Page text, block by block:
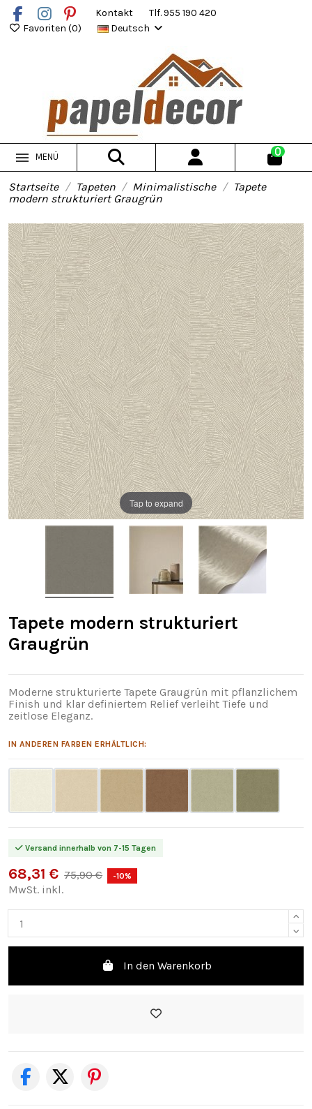
Kontakt
Tlf. 955 190 420
Favoriten (0) Deutsch
MENÜ 0
Startseite Tapeten Minimalistische
Tapete
modern strukturiert Graugrün
Tap to expand
Tapete modern strukturiert
Graugrün
Moderne strukturierte Tapete Graugrün mit pflanzlichem
Finish und klar definiertem Relief verleiht Tiefe und
zeitlose Eleganz.
IN ANDEREN FARBEN ERHÄLTLICH:
Versand innerhalb von 7-15 Tagen
68,31 € 75,90 € -10%
MwSt. inkl.
In den Warenkorb